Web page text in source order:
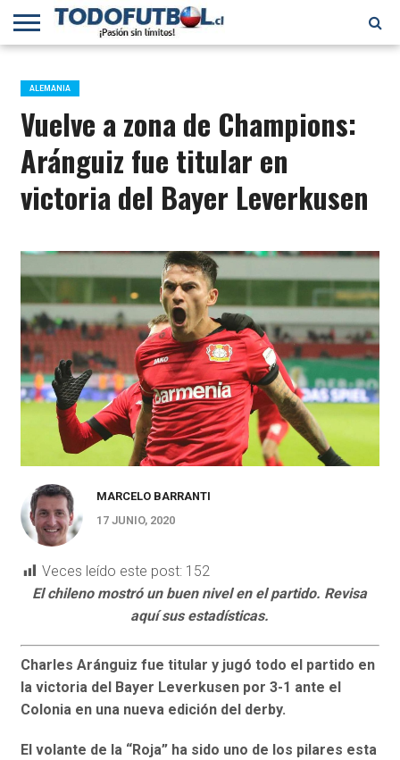
PRIMERA
B
SELECCIÓN
CHILENA
CHILENOS
EN EL
MUNDO
FÚTBOL
INTERNACIONAL
ALEMANIA
Vuelve a zona de Champions:
Aránguiz fue titular en
victoria del Bayer Leverkusen
MARCELO BARRANTI
17 JUNIO, 2020
Veces leído este post: 152
El chileno mostró un buen nivel en el partido. Revisa
aquí sus estadísticas.
Charles Aránguiz fue titular y jugó todo el partido en
la victoria del Bayer Leverkusen por 3-1 ante el
Colonia en una nueva edición del derby.
El volante de la “Roja” ha sido uno de los pilares esta